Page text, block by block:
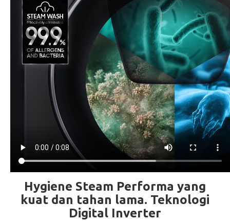
Hygiene Steam Performa yang
kuat dan tahan lama. Teknologi
Digital Inverter